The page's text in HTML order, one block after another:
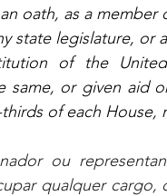
oath, as a
state legislature, or
of the
same, or given aid
of each House,
ou
qualquer cargo,